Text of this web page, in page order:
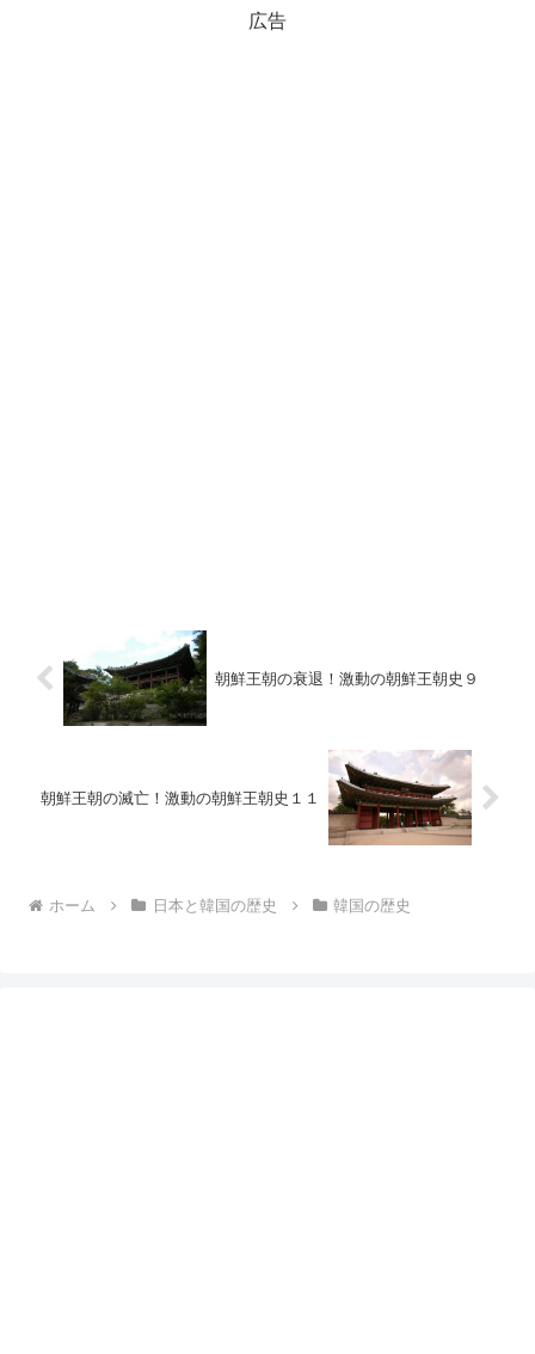
広告
朝鮮王朝の衰退！激動の朝鮮王朝史９
朝鮮王朝の滅亡！激動の朝鮮王朝史１１
ホーム 日本と韓国の歴史 韓国の歴史